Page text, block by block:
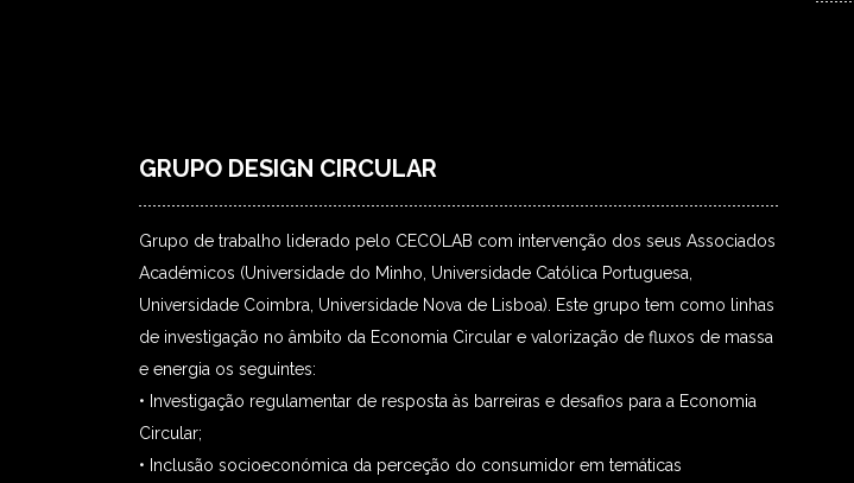
GRUPO DESIGN CIRCULAR
Grupo de trabalho liderado pelo CECOLAB com intervenção dos seus Associados
Académicos (Universidade do Minho, Universidade Católica Portuguesa,
Universidade Coimbra, Universidade Nova de Lisboa). Este grupo tem como linhas
de investigação no âmbito da Economia Circular e valorização de fluxos de massa
e energia os seguintes:
• Investigação regulamentar de resposta às barreiras e desafios para a Economia
Circular;
• Inclusão socioeconómica da perceção do consumidor em temáticas